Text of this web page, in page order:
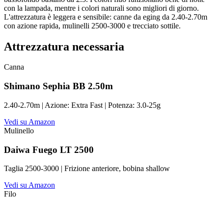
con la lampada, mentre i colori naturali sono migliori di giorno.
L'attrezzatura è leggera e sensibile: canne da eging da 2.40-2.70m
con azione rapida, mulinelli 2500-3000 e trecciato sottile.
Attrezzatura necessaria
Canna
Shimano Sephia BB 2.50m
2.40-2.70m | Azione: Extra Fast | Potenza: 3.0-25g
Vedi su Amazon
Mulinello
Daiwa Fuego LT 2500
Taglia 2500-3000 | Frizione anteriore, bobina shallow
Vedi su Amazon
Filo